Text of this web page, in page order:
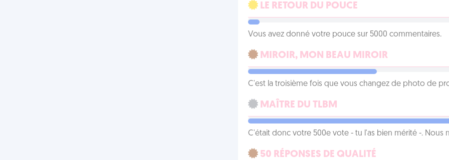
LE RETOUR DU POUCE
Vous avez donné votre pouce sur 5000 commentaires.
MIROIR, MON BEAU MIROIR
C'est la troisième fois que vous changez de photo de
MAÎTRE DU TLBM
C'était donc votre 500e vote - tu l'as bien mérité -. Nous
50 RÉPONSES DE QUALITÉ